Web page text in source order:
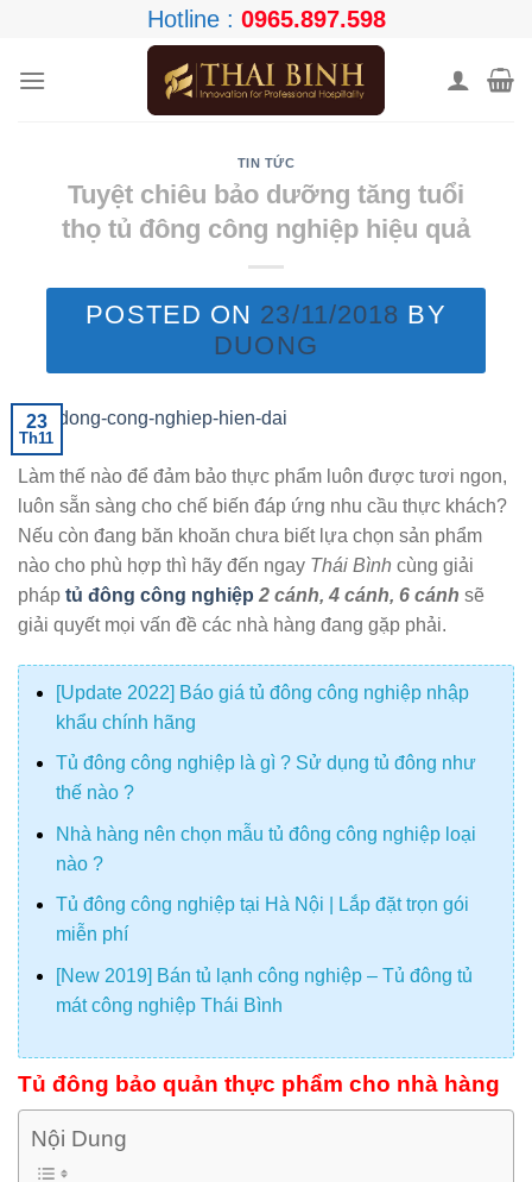
content
Hotline : 0965.897.598
TIN TỨC
Tuyệt chiêu bảo dưỡng tăng tuổi
thọ tủ đông công nghiệp hiệu quả
POSTED ON 23/11/2018 BY
DUONG
23
Th11
Làm thế nào để đảm bảo thực phẩm luôn được tươi ngon,
luôn sẵn sàng cho chế biến đáp ứng nhu cầu thực khách?
Nếu còn đang băn khoăn chưa biết lựa chọn sản phẩm
nào cho phù hợp thì hãy đến ngay Thái Bình cùng giải
pháp tủ đông công nghiệp 2 cánh, 4 cánh, 6 cánh sẽ
giải quyết mọi vấn đề các nhà hàng đang gặp phải.
[Update 2022] Báo giá tủ đông công nghiệp nhập
khẩu chính hãng
Tủ đông công nghiệp là gì ? Sử dụng tủ đông như
thế nào ?
Nhà hàng nên chọn mẫu tủ đông công nghiệp loại
nào ?
Tủ đông công nghiệp tại Hà Nội | Lắp đặt trọn gói
miễn phí
[New 2019] Bán tủ lạnh công nghiệp – Tủ đông tủ
mát công nghiệp Thái Bình
Tủ đông bảo quản thực phẩm cho nhà hàng
Nội Dung